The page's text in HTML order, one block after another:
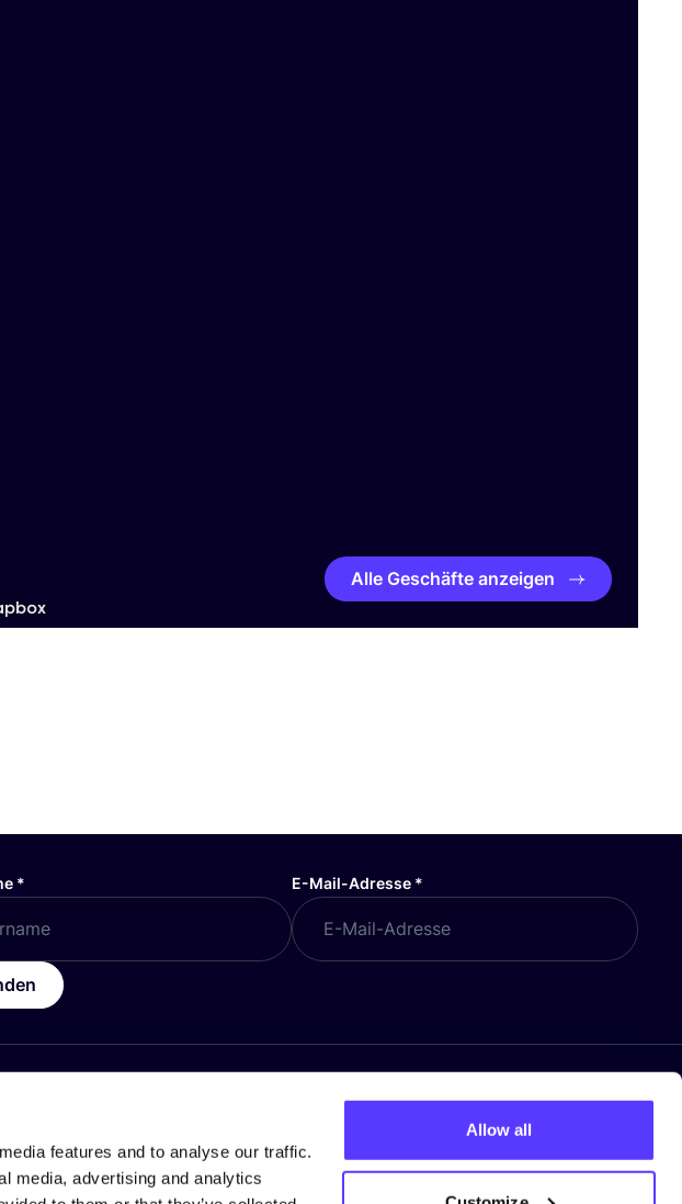
features and to analyse our traffic.
media, advertising and analytics
Allow all
Alle Geschäfte anzeigen
* E-Mail-Adresse *
Partner:in